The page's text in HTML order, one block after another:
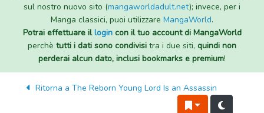
sul nostro nuovo sito (mangaworldadult.net); invece, per i
Manga classici, puoi utilizzare MangaWorld.
Potrai effettuare illogincon il tuo account di MangaWorld
perchè tutti i dati sono condivisi tra i due siti, quindi non
perderai alcun dato, inclusi bookmarks e premium!
Ritorna a The Reborn Young Lord Is an Assassin